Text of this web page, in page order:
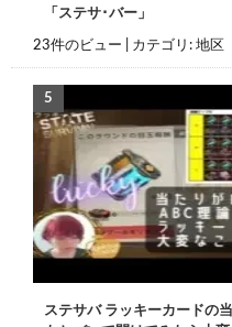
「ステサ･バー」
23件のビュー カテゴリ: 地区
ステサバ ラッキーカードの